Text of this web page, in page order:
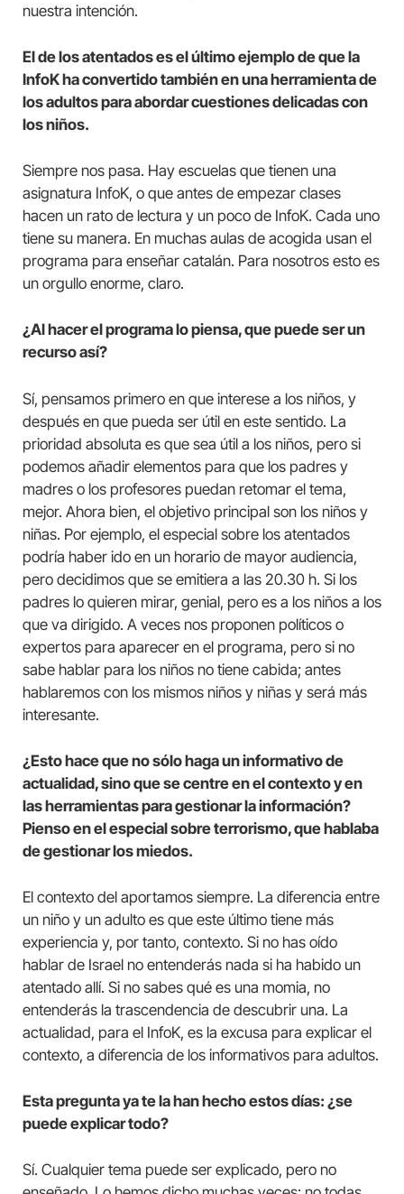
nuestra intención.
El de los atentados es el último ejemplo de que la
InfoK ha convertido también en una herramienta de
los adultos para abordar cuestiones delicadas con
los niños.
Siempre nos pasa. Hay escuelas que tienen una
asignatura InfoK, o que antes de empezar clases
hacen un rato de lectura y un poco de InfoK. Cada uno
tiene su manera. En muchas aulas de acogida usan el
programa para enseñar catalán. Para nosotros esto es
un orgullo enorme, claro.
¿Al hacer el programa lo piensa, que puede ser un
recurso así?
Sí, pensamos primero en que interese a los niños, y
después en que pueda ser útil en este sentido. La
prioridad absoluta es que sea útil a los niños, pero si
podemos añadir elementos para que los padres y
madres o los profesores puedan retomar el tema,
mejor. Ahora bien, el objetivo principal son los niños y
niñas. Por ejemplo, el especial sobre los atentados
podría haber ido en un horario de mayor audiencia,
pero decidimos que se emitiera a las 20.30 h. Si los
padres lo quieren mirar, genial, pero es a los niños a los
que va dirigido. A veces nos proponen políticos o
expertos para aparecer en el programa, pero si no
sabe hablar para los niños no tiene cabida; antes
hablaremos con los mismos niños y niñas y será más
interesante.
¿Esto hace que no sólo haga un informativo de
actualidad, sino que se centre en el contexto y en
las herramientas para gestionar la información?
Pienso en el especial sobre terrorismo, que hablaba
de gestionar los miedos.
El contexto del aportamos siempre. La diferencia entre
un niño y un adulto es que este último tiene más
experiencia y, por tanto, contexto. Si no has oído
hablar de Israel no entenderás nada si ha habido un
atentado allí. Si no sabes qué es una momia, no
entenderás la trascendencia de descubrir una. La
actualidad, para el InfoK, es la excusa para explicar el
contexto, a diferencia de los informativos para adultos.
Esta pregunta ya te la han hecho estos días: ¿se
puede explicar todo?
Sí. Cualquier tema puede ser explicado, pero no